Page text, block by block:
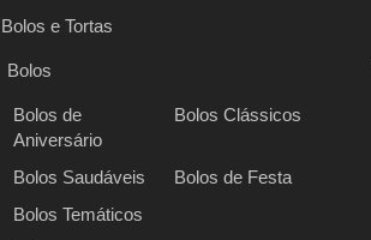
Bolos e Tortas
Bolos
Bolos de
Aniversário
Bolos Clássicos
Bolos Saudáveis
Bolos de Festa
Bolos Temáticos